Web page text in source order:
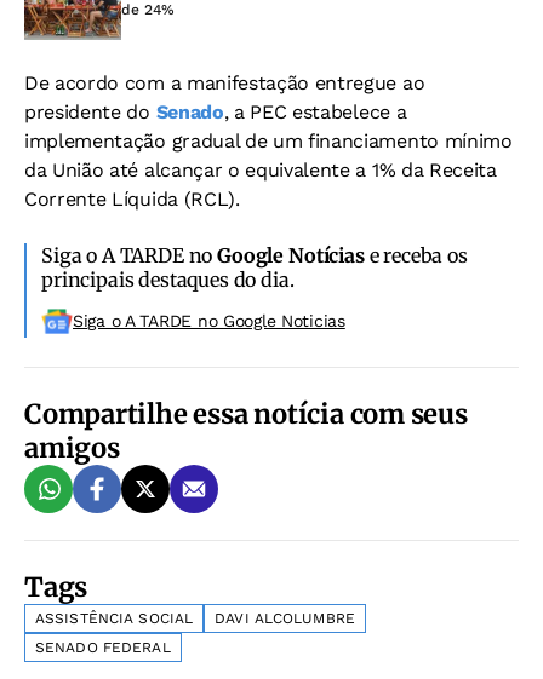
de 24%
De acordo com a manifestação entregue ao
presidente do Senado, a PEC estabelece a
implementação gradual de um financiamento mínimo
da União até alcançar o equivalente a 1% da Receita
Corrente Líquida (RCL).
Siga o A TARDE noGoogle Notíciase receba os
principais destaques do dia.
Siga o A TARDE no Google Noticias
Compartilhe essa notícia com seus
amigos
Tags
ASSISTÊNCIA SOCIAL
DAVI ALCOLUMBRE
SENADO FEDERAL